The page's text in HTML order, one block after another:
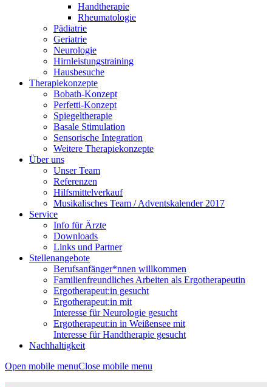
Handtherapie
Rheumatologie
Pädiatrie
Geriatrie
Neurologie
Hirnleistungstraining
Hausbesuche
Therapiekonzepte
Bobath-Konzept
Perfetti-Konzept
Spiegeltherapie
Basale Stimulation
Sensorische Integration
Weitere Therapiekonzepte
Über uns
Unser Team
Referenzen
Hilfsmittelverkauf
Musikalisches Team / Adventskalender 2017
Service
Info für Ärzte
Downloads
Links und Partner
Stellenangebote
Berufsanfänger*nnen willkommen
Familienfreundliches Arbeiten als Ergotherapeutin
Ergotherapeut:in gesucht
Ergotherapeut:in mit
Interesse für Neurologie gesucht
Ergotherapeut:in in Weißensee mit
Interesse für Handtherapie gesucht
Nachhaltigkeit
Open mobile menuClose mobile menu